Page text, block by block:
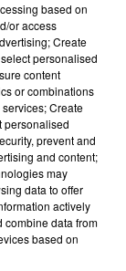
based on
or access
Create
personalised
content
or combinations
Create
personalised
prevent and
and content;
may
data to offer
actively
combine data from
based on